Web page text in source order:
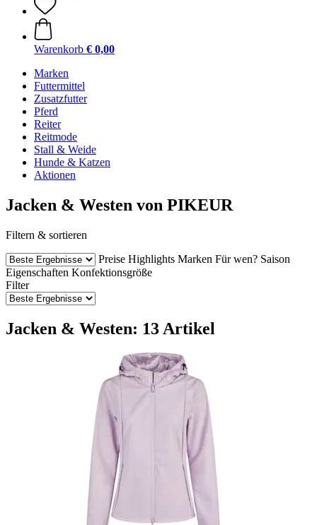
Warenkorb € 0,00
Marken
Futtermittel
Zusatzfutter
Pferd
Reiter
Reitmode
Stall & Weide
Hunde & Katzen
Aktionen
Jacken & Westen von PIKEUR
Filtern & sortieren
Preise Highlights Marken Für wen? Saison
Eigenschaften Konfektionsgröße
Filter
Jacken & Westen: 13 Artikel